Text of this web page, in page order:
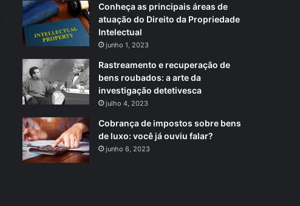
Conheça as principais áreas de
atuação do Direito da Propriedade
Intelectual
junho 1, 2023
Rastreamento e recuperação de
bens roubados: a arte da
investigação detetivesca
julho 4, 2023
Cobrança de impostos sobre bens
de luxo: você já ouviu falar?
junho 6, 2023